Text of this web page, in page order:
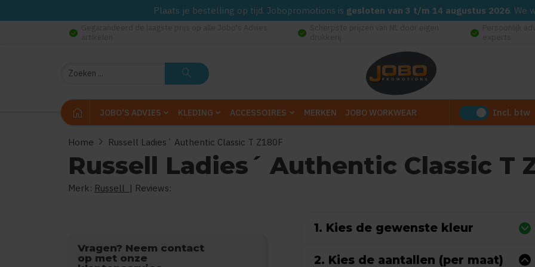
Plaats je bestelling op tijd. Jobopromotions is gesloten van 3 t/m 14 augustus 2026. We
check_circle check_circle check_circle
Zoeken search
home JOBO'S ADVIES KLEDING ACCESSOIRES MERKEN JOBO WORKWEAR Incl. btw
Home chevron_right Russell Ladies´ Authentic Classic T Z180F
Russell Ladies´ Authentic Classic T
Merk: Russell | Reviews:
Vragen? Neem contact
op met onze
1. Kies de gewenste kleur
2. Kies de aantallen (per maat)